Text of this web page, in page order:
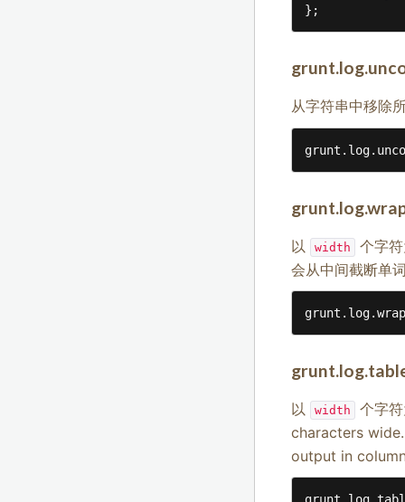
};
从字符串中移除
以 width
个字
会从中间截断单
以 width
个字
characters
output in